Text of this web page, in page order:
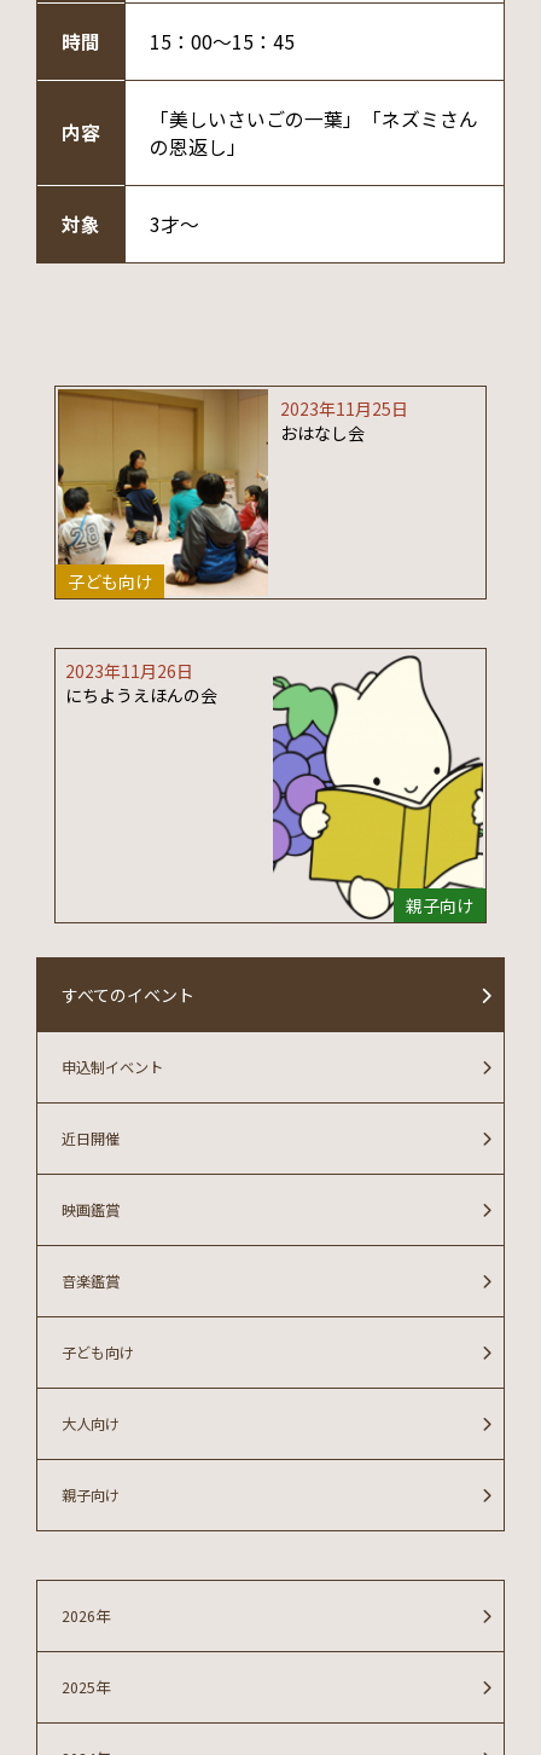
時間 15：00～15：45
内容
「美しいさいごの一葉」「ネズミさん
の恩返し」
対象 3才～
子ども向け
2023年11月25日
おはなし会
親子向け
2023年11月26日
にちようえほんの会
すべてのイベント
親子向け
大人向け
子ども向け
音楽鑑賞
映画鑑賞
近日開催
申込制イベント
2026年
2025年